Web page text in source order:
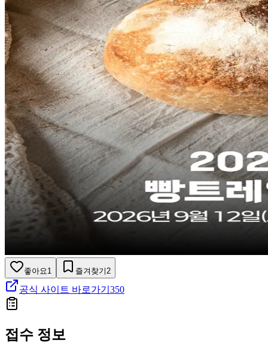
좋아요 1 즐겨찾기 2
공식 사이트 바로가기 350
접수 정보